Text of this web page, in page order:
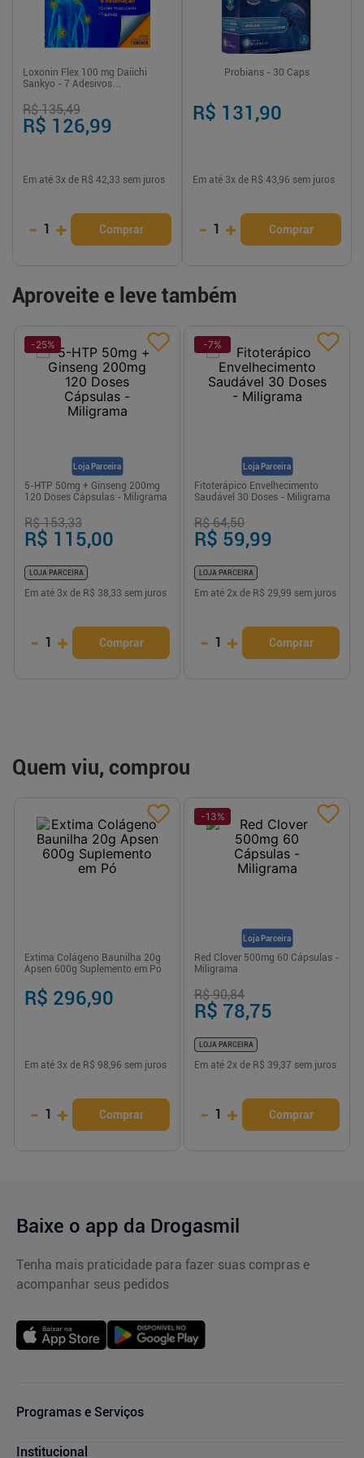
Loxonin Flex 100 mg Daiichi
Sankyo - 7 Adesivos
R$ 135,49
R$ 126,99
Em até 3x de R$ 42,33 sem juros
- 1 + Comprar
Probians - 30 Caps
R$ 131,90
Em até 3x de R$ 43,96 sem juros
- 1 + Comprar
Aproveite e leve também
Loja Parceira
-25%
5-HTP 50mg + Ginseng 200mg
120 Doses Cápsulas - Miligrama
R$ 153,33
R$ 115,00
LOJA PARCEIRA
Em até 3x de R$ 38,33 sem juros
- 1 + Comprar
Loja Parceira
-7%
Fitoterápico Envelhecimento
Saudável 30 Doses - Miligrama
R$ 64,50
R$ 59,99
LOJA PARCEIRA
Em até 2x de R$ 29,99 sem juros
- 1 + Comprar
Quem viu, comprou
Extima Colágeno Baunilha 20g
Apsen 600g Suplemento em Pó
R$ 296,90
Em até 3x de R$ 98,96 sem juros
- 1 + Comprar
Loja Parceira
-13%
Red Clover 500mg 60 Cápsulas -
Miligrama
R$ 90,84
R$ 78,75
LOJA PARCEIRA
Em até 2x de R$ 39,37 sem juros
- 1 + Comprar
Baixe o app da Drogasmil
Tenha mais praticidade para fazer suas compras e
acompanhar seus pedidos
Programas e Serviços
Cupons de Desconto
Institucional